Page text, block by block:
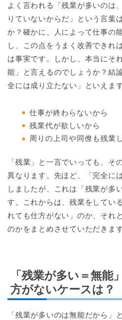
よく言われる「残業が多いのは
りていないからだ」という言葉
か？確かに、人によって仕事の
し、この点をうまく改善できれ
は事実です。しかし、本当にそ
能」と言えるのでしょうか？結
全には成り立たない」といえます
仕事が終わらないから
残業代が欲しいから
周りの上司や同僚も残業
「残業」と一言でいっても、そ
異なります。先ほど、「完全に
しましたが、これは「残業が多
す。これからは、残業をしてい
れても仕方がない」のか、それ
のかをまとめさせていただきます
「残業が多い＝無能
方がないケースは？
「残業が多いのは無能だから」